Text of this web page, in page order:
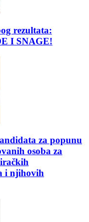
rezultata:
I SNAGE!
za popunu
osoba za
i njihovih